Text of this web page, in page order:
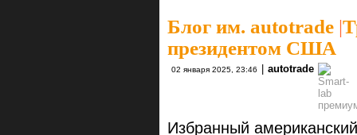
Блог им. autotrade |
президентом США
02 января 2025, 23:46 autotrade
Избранный